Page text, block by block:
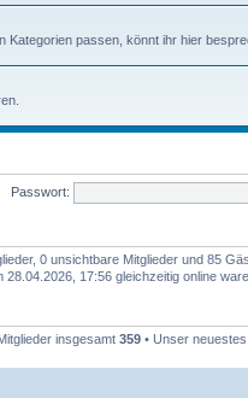
Kategorien passen, könnt ihr hier
Passwort:
0 unsichtbare Mitglieder und 85
28.04.2026, 17:56 gleichzeitig online
insgesamt 359 • Unser neuestes